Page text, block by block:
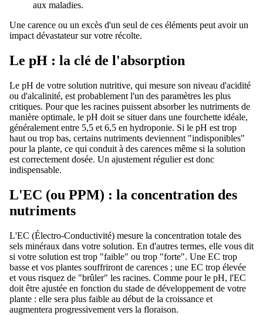
aux maladies.
Une carence ou un excès d'un seul de ces éléments peut avoir un
impact dévastateur sur votre récolte.
Le pH : la clé de l'absorption
Le pH de votre solution nutritive, qui mesure son niveau d'acidité
ou d'alcalinité, est probablement l'un des paramètres les plus
critiques. Pour que les racines puissent absorber les nutriments de
manière optimale, le pH doit se situer dans une fourchette idéale,
généralement entre 5,5 et 6,5 en hydroponie. Si le pH est trop
haut ou trop bas, certains nutriments deviennent "indisponibles"
pour la plante, ce qui conduit à des carences même si la solution
est correctement dosée. Un ajustement régulier est donc
indispensable.
L'EC (ou PPM) : la concentration des
nutriments
L'EC (Électro-Conductivité) mesure la concentration totale des
sels minéraux dans votre solution. En d'autres termes, elle vous dit
si votre solution est trop "faible" ou trop "forte". Une EC trop
basse et vos plantes souffriront de carences ; une EC trop élevée
et vous risquez de "brûler" les racines. Comme pour le pH, l'EC
doit être ajustée en fonction du stade de développement de votre
plante : elle sera plus faible au début de la croissance et
augmentera progressivement vers la floraison.